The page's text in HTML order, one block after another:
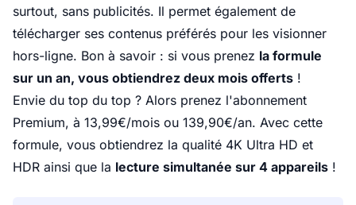
surtout, sans publicités. Il permet également de
télécharger ses contenus préférés pour les visionner
hors-ligne. Bon à savoir : si vous prenez la formule
sur un an, vous obtiendrez deux mois offerts !
Envie du top du top ? Alors prenez l'abonnement
Premium, à 13,99€/mois ou 139,90€/an. Avec cette
formule, vous obtiendrez la qualité 4K Ultra HD et
HDR ainsi que la lecture simultanée sur 4 appareils !